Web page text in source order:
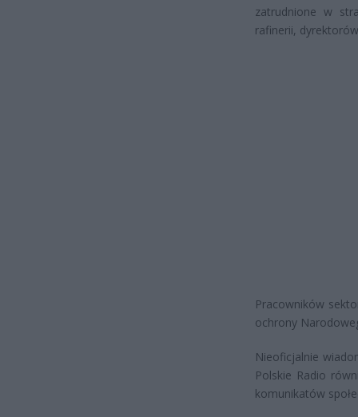
zatrudnione w
rafinerii,
Pracowników
ochrony
Nieoficjalnie
Polskie Radio
komunikatów